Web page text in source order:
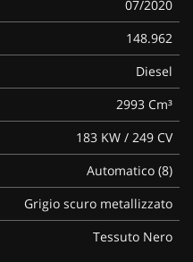
07/2020
148.962
Diesel
2993 Cm³
183 KW / 249 CV
Automatico (8)
Grigio scuro metallizzato
Tessuto Nero